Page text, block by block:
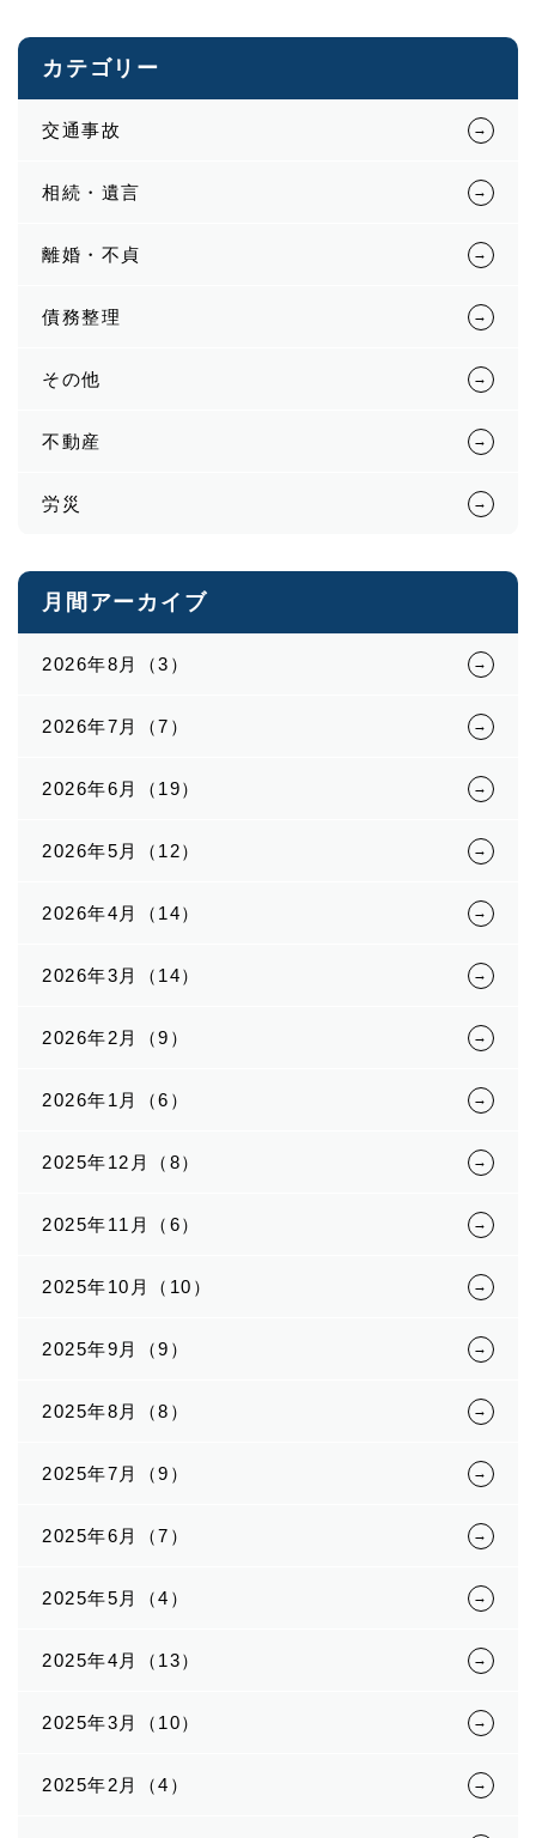
カテゴリー
交通事故
相続・遺言
離婚・不貞
債務整理
その他
不動産
労災
月間アーカイブ
2026年8月（3）
2026年7月（7）
2026年6月（19）
2026年5月（12）
2026年4月（14）
2026年3月（14）
2026年2月（9）
2026年1月（6）
2025年12月（8）
2025年11月（6）
2025年10月（10）
2025年9月（9）
2025年8月（8）
2025年7月（9）
2025年6月（7）
2025年5月（4）
2025年4月（13）
2025年3月（10）
2025年2月（4）